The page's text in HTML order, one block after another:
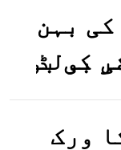
کی بہن
بولڈ
ہو
ورک